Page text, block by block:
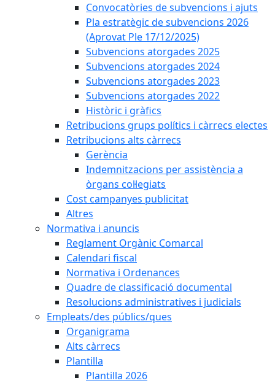
Convocatòries de subvencions i ajuts
Pla estratègic de subvencions 2026
(Aprovat Ple 17/12/2025)
Subvencions atorgades 2025
Subvencions atorgades 2024
Subvencions atorgades 2023
Subvencions atorgades 2022
Històric i gràfics
Retribucions grups polítics i càrrecs electes
Retribucions alts càrrecs
Gerència
Indemnitzacions per assistència a
òrgans col·legiats
Cost campanyes publicitat
Altres
Normativa i anuncis
Reglament Orgànic Comarcal
Calendari fiscal
Normativa i Ordenances
Quadre de classificació documental
Resolucions administratives i judicials
Empleats/des públics/ques
Organigrama
Alts càrrecs
Plantilla
Plantilla 2026